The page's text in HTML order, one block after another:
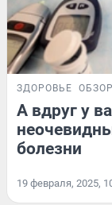
ЗДОРОВЬЕ ОБЗОР
А вдруг у
болезни
19 февраля, 2025,